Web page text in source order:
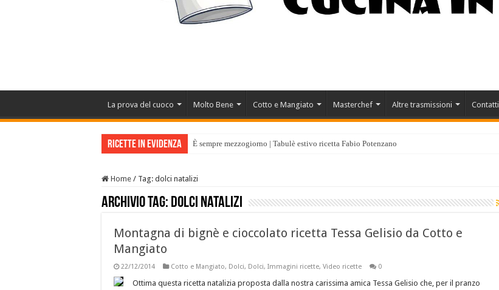
La prova del cuoco Molto Bene Cotto e Mangiato Masterchef Altre trasmissioni Contatti
Ricette in evidenza È sempre mezzogiorno | Tabulè estivo ricetta Fabio Potenzano
Home / Tag: dolci natalizi
Archivio tag: dolci natalizi
Montagna di bignè e cioccolato ricetta Tessa Gelisio da Cotto e
Mangiato
22/12/2014 Cotto e Mangiato, Dolci, Dolci, Immagini ricette, Video ricette 0
Ottima questa ricetta natalizia proposta dalla nostra carissima amica Tessa Gelisio che, per il pranzo